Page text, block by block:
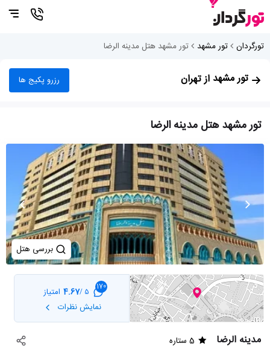
تورگردان تور مشهد تور مشهد هتل مدینه الرضا
تور مشهد از تهران رزرو پکیج ها
تور مشهد هتل مدینه الرضا
بررسی هتل
170
5 /
4.67 امتیاز
نمایش نظرات
مدینه الرضا
5 ستاره